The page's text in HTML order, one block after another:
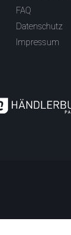
FAQ
Datenschutz
Impressum